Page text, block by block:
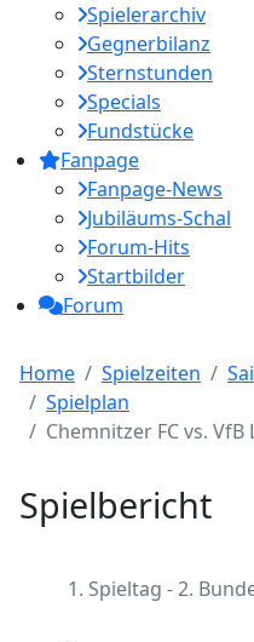
Spielerarchiv
Gegnerbilanz
Sternstunden
Specials
Fundstücke
Fanpage
Fanpage-News
Jubiläums-Schal
Forum-Hits
Startbilder
Forum
Home Spielzeiten
Spielplan
Chemnitzer FC vs.
Spielbericht
1. Spieltag - 2.